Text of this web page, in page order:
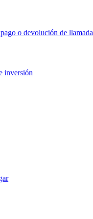
o devolución de llamada
inversión